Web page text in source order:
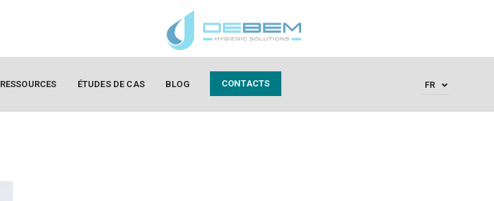
RESSOURCES ÉTUDES DE CAS BLOG CONTACTS FR